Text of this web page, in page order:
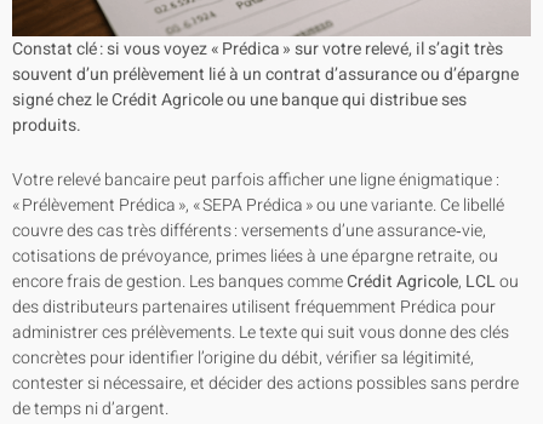
Constat clé : si vous voyez « Prédica » sur votre relevé, il s’agit très
souvent d’un prélèvement lié à un contrat d’assurance ou d’épargne
signé chez le Crédit Agricole ou une banque qui distribue ses
produits.
Votre relevé bancaire peut parfois afficher une ligne énigmatique :
« Prélèvement Prédica », « SEPA Prédica » ou une variante. Ce libellé
couvre des cas très différents : versements d’une assurance‑vie,
cotisations de prévoyance, primes liées à une épargne retraite, ou
encore frais de gestion. Les banques commeCrédit Agricole, LCLou
des distributeurs partenaires utilisent fréquemment Prédica pour
administrer ces prélèvements. Le texte qui suit vous donne des clés
concrètes pour identifier l’origine du débit, vérifier sa légitimité,
contester si nécessaire, et décider des actions possibles sans perdre
de temps ni d’argent.